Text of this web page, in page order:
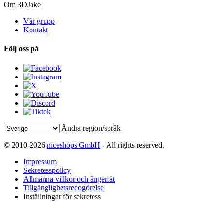
Om 3DJake
Vår grupp
Kontakt
Följ oss på
Ändra region/språk
© 2010-2026 niceshops GmbH - All rights reserved.
Impressum
Sekretesspolicy
Allmänna villkor och ångerrät
Tillgänglighetsredogörelse
Inställningar för sekretess